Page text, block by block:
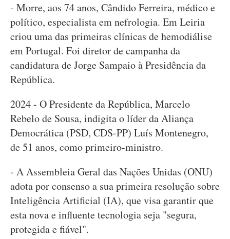
- Morre, aos 74 anos, Cândido Ferreira, médico e
político, especialista em nefrologia. Em Leiria
criou uma das primeiras clínicas de hemodiálise
em Portugal. Foi diretor de campanha da
candidatura de Jorge Sampaio à Presidência da
República.
2024 - O Presidente da República, Marcelo
Rebelo de Sousa, indigita o líder da Aliança
Democrática (PSD, CDS-PP) Luís Montenegro,
de 51 anos, como primeiro-ministro.
- A Assembleia Geral das Nações Unidas (ONU)
adota por consenso a sua primeira resolução sobre
Inteligência Artificial (IA), que visa garantir que
esta nova e influente tecnologia seja "segura,
protegida e fiável".